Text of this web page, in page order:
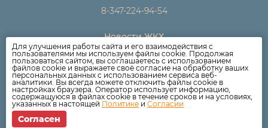
8-347-224-94-54
Новости ЖКХ
Новости компании
Как оплатить
Дома
Раскрытие информации
Вопросы
Для улучшения работы сайта и его взаимодействия с
пользователями мы используем файлы cookie. Продолжая
пользоваться сайтом, вы соглашаетесь с использованием
файлов cookie и выражаете своё согласие на обработку ваших
персональных данных с использованием сервиса веб-
аналитики. Вы всегда можете отключить файлы cookie в
настройках браузера. Оператор использует информацию,
содержащуюся в файлах cookie в течение сроков и на условиях,
указанных в настоящей Политике и Согласии
Согласен